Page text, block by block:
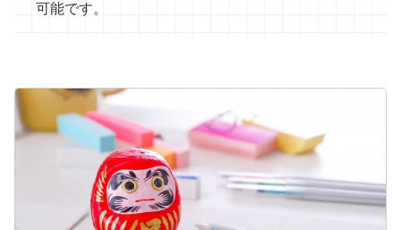
可能です。